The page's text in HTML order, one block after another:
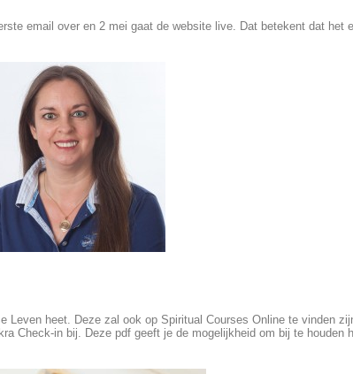
email over en 2 mei gaat de website live. Dat betekent dat het
Leven heet. Deze zal ook op Spiritual Courses Online te vinden
Check-in bij. Deze pdf geeft je de mogelijkheid om bij te houden